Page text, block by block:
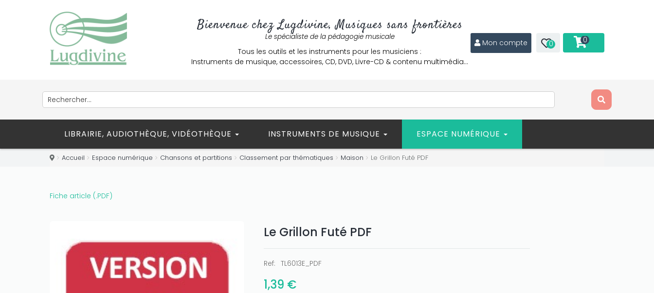
Bienvenue chez Lugdivine, Musiques sans frontières
Le spécialiste de la pédagogie musicale
Tous les outils et les instruments pour les musiciens :
Instruments de musique, accessoires, CD, DVD, Livre-CD & contenu multimédia…
Mon compte 0 0
LIBRAIRIE, AUDIOTHÈQUE, VIDÉOTHÈQUE INSTRUMENTS DE MUSIQUE ESPACE NUMÉRIQUE
Accueil Espace numérique Chansons et partitions Classement par thématiques Maison Le Grillon Futé PDF
Fiche article (.PDF)
Le Grillon Futé PDF
Ref: TL6013E_PDF
1,39 €
Only play atJoo casino
want to win a huge amount on your
credits!